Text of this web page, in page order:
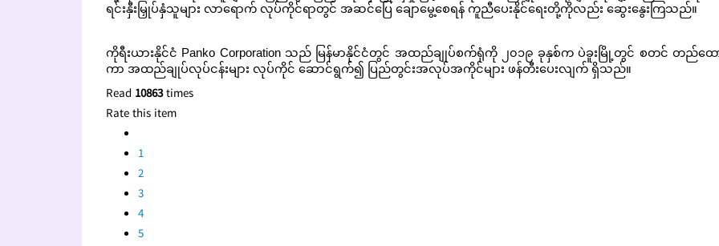
ရင်းနှီးမြှုပ်နှံသူများ လာရောက် လုပ်ကိုင်ရာတွင် အဆင်ပြေ ချောမွေ့စေရန် ကူညီပေးနိုင်ရေးတို့ကိုလည်း ဆွေးနွေးကြသည်။
ကိုရီးယားနိုင်ငံ Panko Corporation သည် မြန်မာနိုင်ငံတွင် အထည်ချုပ်စက်ရုံကို ၂၀၁၉ ခုနှစ်က ပဲခူးမြို့တွင် စတင် တည်ထေ
ကာ အထည်ချုပ်လုပ်ငန်းများ လုပ်ကိုင် ဆောင်ရွက်၍ ပြည်တွင်းအလုပ်အကိုင်များ ဖန်တီးပေးလျက် ရှိသည်။
Read 10863times
Rate this item
1
2
3
4
5